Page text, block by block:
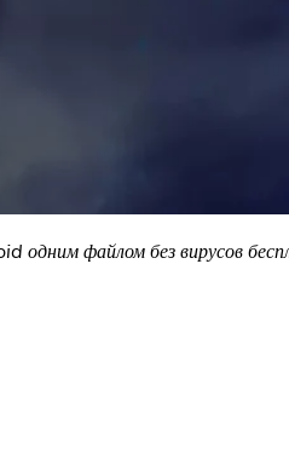
файлом без вирусов